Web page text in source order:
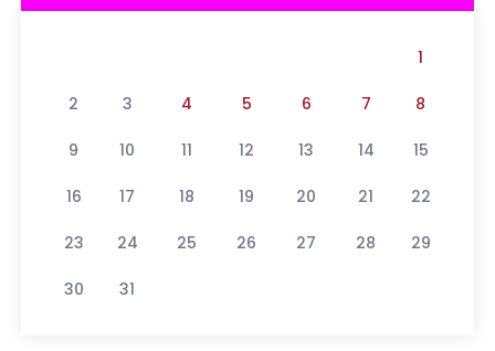
1
2 3 4 5 6 7 8
9 10 11 12 13 14 15
16 17 18 19 20 21 22
23 24 25 26 27 28 29
30 31